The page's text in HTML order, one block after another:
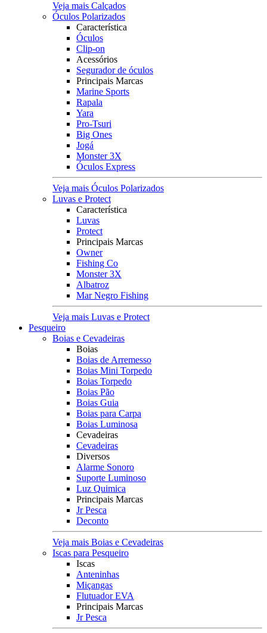
Veja mais Calçados
Óculos Polarizados
Característica
Óculos
Clip-on
Acessórios
Segurador de óculos
Principais Marcas
Marine Sports
Rapala
Yara
Pro-Tsuri
Big Ones
Jogá
Monster 3X
Óculos Express
Veja mais Óculos Polarizados
Luvas e Protect
Característica
Luvas
Protect
Principais Marcas
Owner
Fishing Co
Monster 3X
Albatroz
Mar Negro Fishing
Veja mais Luvas e Protect
Pesqueiro
Boias e Cevadeiras
Boias
Boias de Arremesso
Boias Mini Torpedo
Boias Torpedo
Boias Pão
Boias Guia
Boias para Carpa
Boias Luminosa
Cevadeiras
Cevadeiras
Diversos
Alarme Sonoro
Suporte Luminoso
Luz Quimica
Principais Marcas
Jr Pesca
Deconto
Veja mais Boias e Cevadeiras
Iscas para Pesqueiro
Iscas
Anteninhas
Miçangas
Flutuador EVA
Principais Marcas
Jr Pesca